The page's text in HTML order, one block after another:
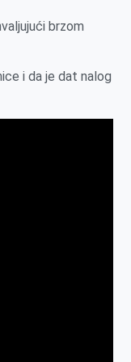
brzom
i da je dat nalog